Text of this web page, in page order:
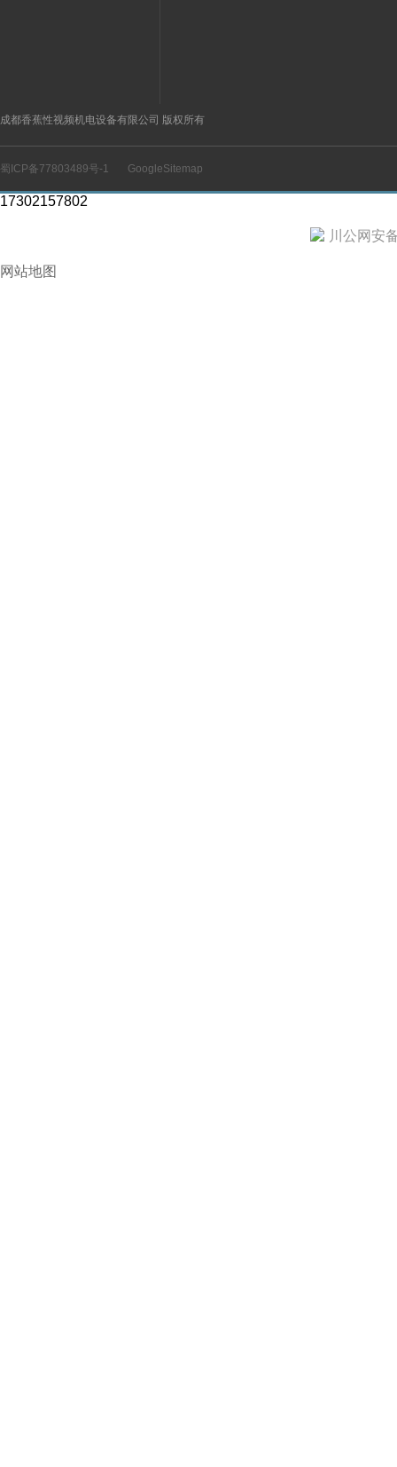
成都香蕉性视频机电设备有限公司 版权所有
蜀ICP备77803489号-1 GoogleSitemap
17302157802
川公网安
网站地图